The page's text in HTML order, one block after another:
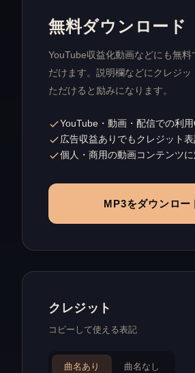
無料ダウンロード
YouTube収益化動画などにも無料
だけます。説明欄などにクレジッ
ただけると励みになります。
YouTube・動画・配信での利
広告収益ありでもクレジット
個人・商用の動画コンテンツ
MP3をダウンロー
クレジット
コピーして使える表記
曲名あり 曲名なし